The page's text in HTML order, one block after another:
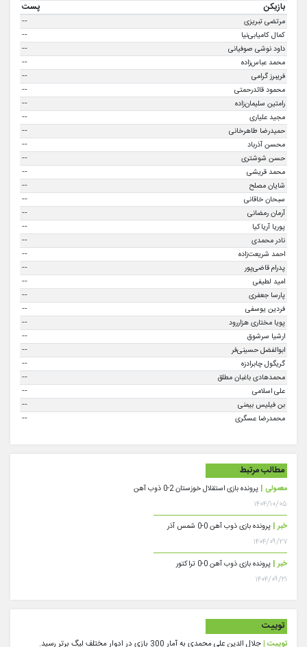
بازیکن پست
مرتضی تبریزی --
کمال‌ کامیابی‌نیا --
داود نوشی صوفیانی --
محمد عباس‌زاده --
فریبرز گرامی --
محمود قائدرحمتی --
رامتین سلیمان‌زاده --
مجید علیاری --
حمیدرضا طاهرخانی --
محسن آذرباد --
حسن شوشتری --
محمد قریشی --
شایان مصلح --
سبحان خاقانی --
آرمان رمضانی --
پوریا آریاکیا --
نادر محمدی --
احمد شریعت‌زاده --
پدرام قاضی‌پور --
امید لطیفی --
پارسا جعفری --
فردین یوسفی --
پویا مختاری هزاررود --
ارشیا سرشوق --
ابوالفضل حسینی‌فر --
گریگول چابرادزه --
محمدهادی باغبان مطلق --
علی اسلامی --
بن فیلیس بیمنی --
محمدرضا عسگری --
مطالب مرتبط
معمولی | پرونده بازی استقلال خوزستان 2-0 ذوب آهن
۱۴۰۴/۱۰/۰۵
خبر | پرونده بازی ذوب آهن 0-0 شمس آذر
۱۴۰۴/۰۹/۲۷
خبر | پرونده بازی ذوب آهن 0-0 تراکتور
۱۴۰۴/۰۹/۲۱
توییت
توییت | جلال الدین علی محمدی به آمار 300 بازی در ادوار مختلف لیگ برتر رسید.